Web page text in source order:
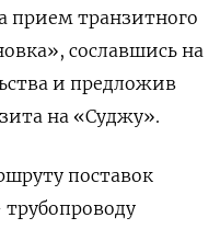
прием транзитного
сославшись на
и предложив
на «Суджу».
поставок
трубопроводу